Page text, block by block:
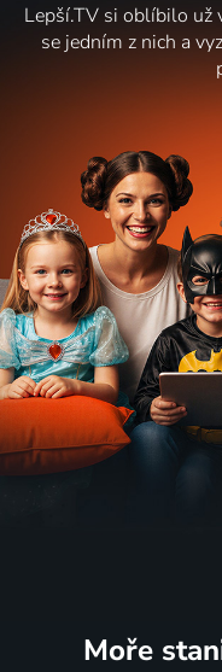
Lepší.TV si oblíbilo už
se jedním z nich a
Moře